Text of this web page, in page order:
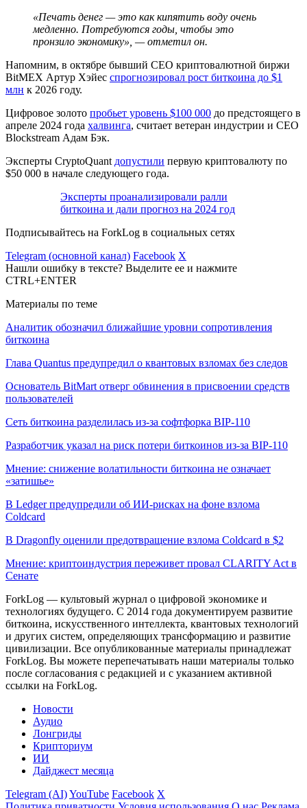
«Печать денег — это как кипятить воду очень
медленно. Потребуются годы, чтобы это
пронзило экономику», — отметил он.
Напомним, в октябре бывший CEO криптовалютной биржи
BitMEX Артур Хэйес спрогнозировал рост биткоина до $1
млн к 2026 году.
Цифровое золото пробьет уровень $100 000 до предстоящего в
апреле 2024 года халвинга, считает ветеран индустрии и CEO
Blockstream Адам Бэк.
Эксперты CryptoQuant допустили первую криптовалюту по
$50 000 в начале следующего года.
Эксперты проанализировали ралли
биткоина и дали прогноз на 2024 год
Подписывайтесь на ForkLog в социальных сетях
Telegram (основной канал) Facebook X
Нашли ошибку в тексте? Выделите ее и нажмите
CTRL+ENTER
Материалы по теме
Аналитик обозначил ближайшие уровни сопротивления
биткоина
Глава Quantus предупредил о квантовых взломах без следов
Основатель BitMart отверг обвинения в присвоении средств
пользователей
Сеть биткоина разделилась из-за софтфорка BIP-110
Разработчик указал на риск потери биткоинов из-за BIP-110
Мнение: снижение волатильности биткоина не означает
«затишье»
В Ledger предупредили об ИИ-рисках на фоне взлома
Coldcard
В Dragonfly оценили предотвращение взлома Coldcard в $2
Мнение: криптоиндустрия переживет провал CLARITY Act в
Сенате
ForkLog — культовый журнал о цифровой экономике и
технологиях будущего. С 2014 года документируем развитие
биткоина, искусственного интеллекта, квантовых технологий
и других систем, определяющих трансформацию и развитие
цивилизации. Все опубликованные материалы принадлежат
ForkLog. Вы можете перепечатывать наши материалы только
после согласования с редакцией и с указанием активной
ссылки на ForkLog.
Новости
Аудио
Лонгриды
Крипториум
ИИ
Дайджест месяца
Telegram (AI)YouTube Facebook X